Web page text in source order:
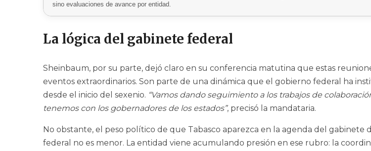
sino evaluaciones de avance por entidad.
La lógica del gabinete federal
Sheinbaum, por su parte, dejó claro en su conferencia matutina que estas
eventos extraordinarios. Son parte de una dinámica que el gobierno federal ha
desde el inicio del sexenio. “Vamos dando seguimiento a los trabajos de
tenemos con los gobernadores de los estados”, precisó la mandataria.
No obstante, el peso político de que Tabasco aparezca en la agenda del gabinete
federal no es menor. La entidad viene acumulando presión en ese rubro: la